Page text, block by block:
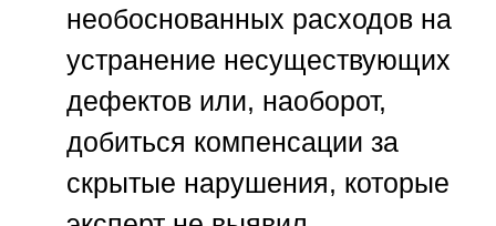
необоснованных расходов на
устранение несуществующих
дефектов или, наоборот,
добиться компенсации за
скрытые нарушения, которые